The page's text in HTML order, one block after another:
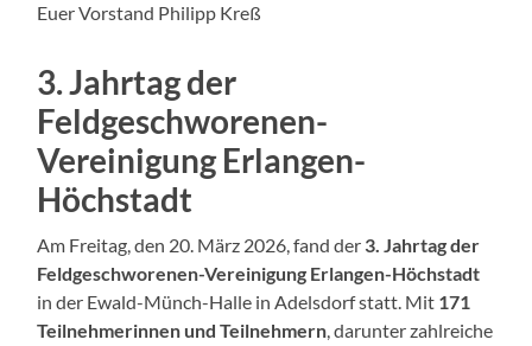
Euer Vorstand Philipp Kreß
3. Jahrtag der
Feldgeschworenen-
Vereinigung Erlangen-
Höchstadt
Am Freitag, den 20. März 2026, fand der 3. Jahrtag der
Feldgeschworenen-Vereinigung Erlangen-Höchstadt
in der Ewald-Münch-Halle in Adelsdorf statt. Mit 171
Teilnehmerinnen und Teilnehmern, darunter zahlreiche